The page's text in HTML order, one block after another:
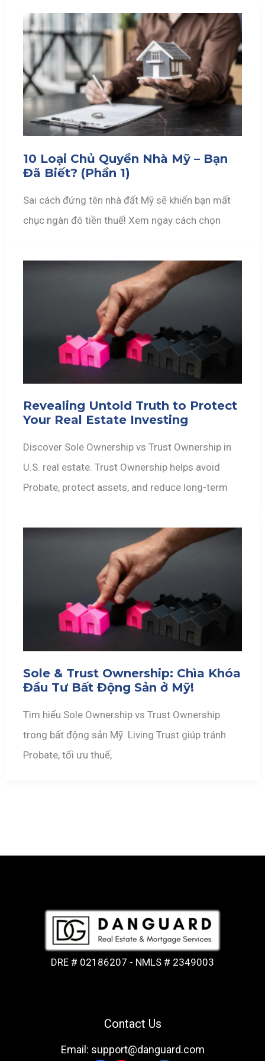
10 Loại Chủ Quyền Nhà Mỹ – Bạn
Đã Biết? (Phần 1)
Sai cách đứng tên nhà đất Mỹ sẽ khiến bạn mất
chục ngàn đô tiền thuế! Xem ngay cách chọn
Revealing Untold Truth to Protect
Your Real Estate Investing
Discover Sole Ownership vs Trust Ownership in
U.S. real estate. Trust Ownership helps avoid
Probate, protect assets, and reduce long-term
Sole & Trust Ownership: Chìa Khóa
Đầu Tư Bất Động Sản ở Mỹ!
Tìm hiểu Sole Ownership vs Trust Ownership
trong bất động sản Mỹ. Living Trust giúp tránh
Probate, tối ưu thuế,
DRE # 02186207 - NMLS # 2349003
Contact Us
Email: support@danguard.com